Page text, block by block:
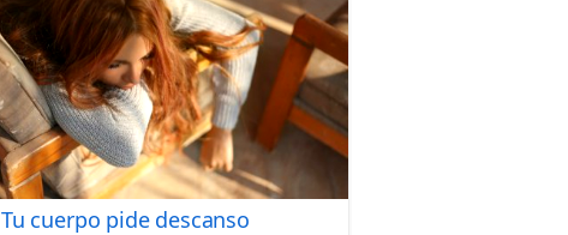
Tu cuerpo pide descanso